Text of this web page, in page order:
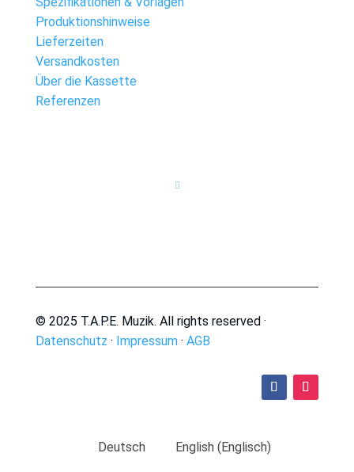
Produktionshinweise
Lieferzeiten
Versandkosten
Über die Kassette
Referenzen

© 2025 T.A.P.E. Muzik. All rights reserved ·
Datenschutz · Impressum· AGB
Deutsch English(Englisch)